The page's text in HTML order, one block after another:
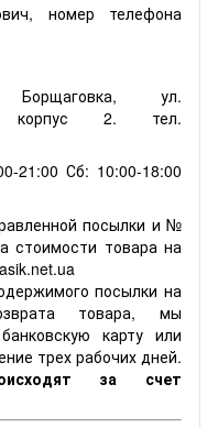
номер телефона
Борщаговка, ул.
корпус 2. тел.
21:00 Сб: 10:00-18:00
посылки и №
стоимости товара на
посылки на
товара, мы
карту или
трех рабочих дней.
за счет